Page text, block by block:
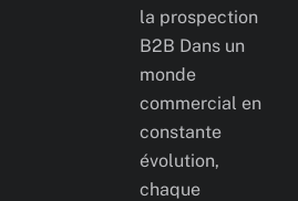
la prospection
B2B Dans un
monde
commercial en
constante
évolution,
chaque